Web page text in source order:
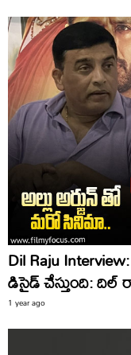
Dil Raju
డిసైడ్ చేస్తుంది: దిల్
1 year ago